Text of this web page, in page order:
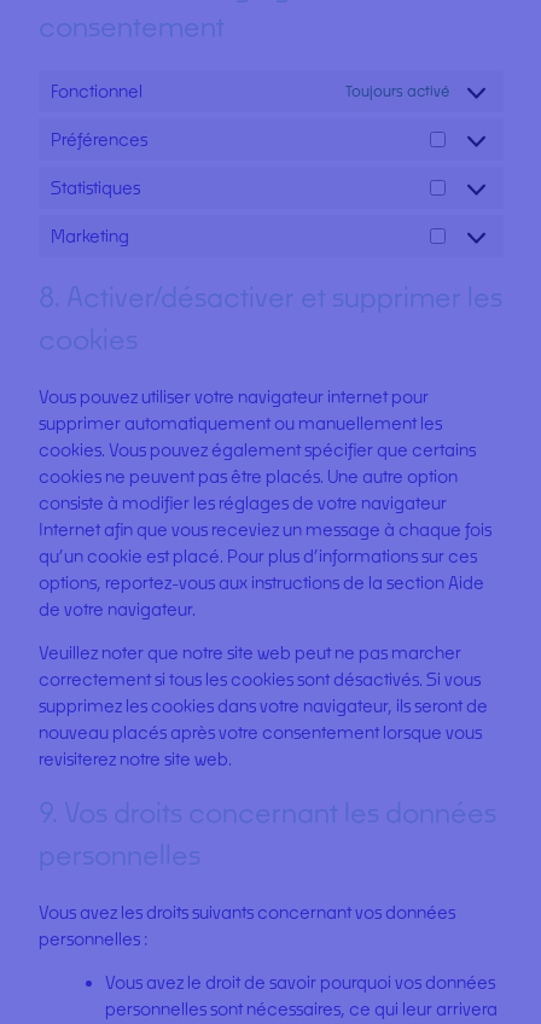
consentement
Fonctionnel Toujours activé
Préférences
Statistiques
Statistiques
Marketing
Marketing
8. Activer/désactiver et supprimer les
cookies
Vous pouvez utiliser votre navigateur internet pour
supprimer automatiquement ou manuellement les
cookies. Vous pouvez également spécifier que certains
cookies ne peuvent pas être placés. Une autre option
consiste à modifier les réglages de votre navigateur
Internet afin que vous receviez un message à chaque fois
qu’un cookie est placé. Pour plus d’informations sur ces
options, reportez-vous aux instructions de la section Aide
de votre navigateur.
Veuillez noter que notre site web peut ne pas marcher
correctement si tous les cookies sont désactivés. Si vous
supprimez les cookies dans votre navigateur, ils seront de
nouveau placés après votre consentement lorsque vous
revisiterez notre site web.
9. Vos droits concernant les données
personnelles
Vous avez les droits suivants concernant vos données
personnelles :
Vous avez le droit de savoir pourquoi vos données
personnelles sont nécessaires, ce qui leur arrivera